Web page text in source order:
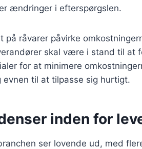
ændringer i efterspørgslen.
på råvarer påvirke
skal være i stand til at
for at minimere
til at tilpasse sig hurtigt.
inden for
ser lovende ud, med